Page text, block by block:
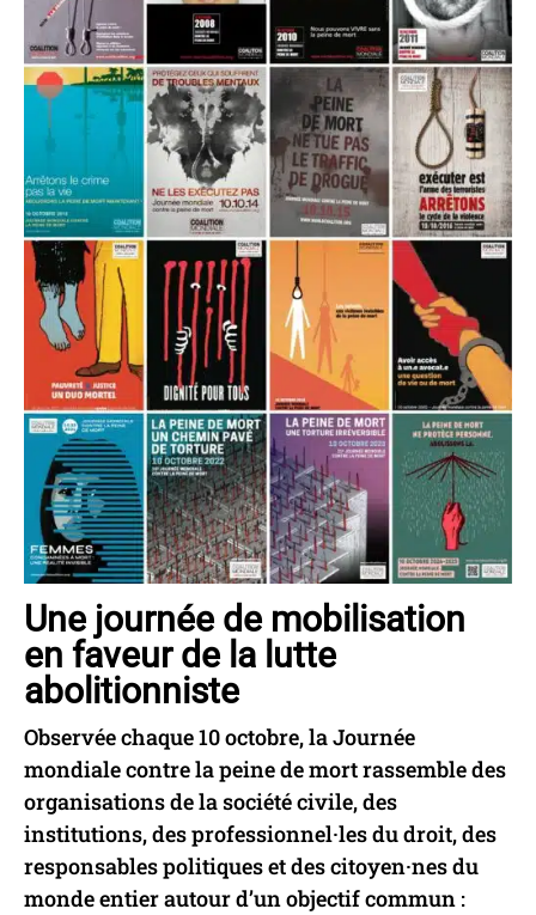
Une journée de mobilisation
en faveur de la lutte
abolitionniste
Observée chaque 10 octobre, la Journée
mondiale contre la peine de mort rassemble des
organisations de la société civile, des
institutions, des professionnel·les du droit, des
responsables politiques et des citoyen·nes du
monde entier autour d’un objectif commun :